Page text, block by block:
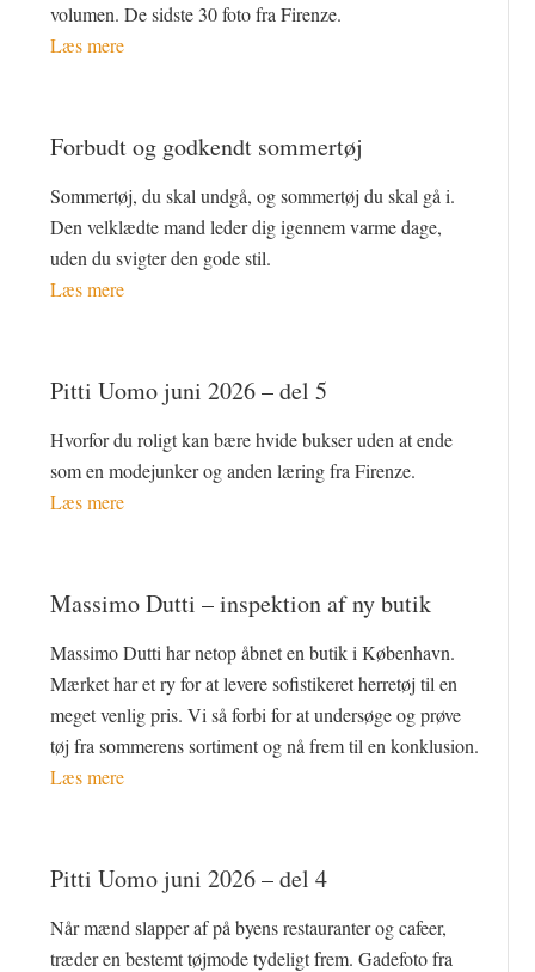
volumen. De sidste 30 foto fra Firenze.
Læs mere
Forbudt og godkendt sommertøj
Sommertøj, du skal undgå, og sommertøj du skal gå i.
Den velklædte mand leder dig igennem varme dage,
uden du svigter den gode stil.
Læs mere
Pitti Uomo juni 2026 – del 5
Hvorfor du roligt kan bære hvide bukser uden at ende
som en modejunker og anden læring fra Firenze.
Læs mere
Massimo Dutti – inspektion af ny butik
Massimo Dutti har netop åbnet en butik i København.
Mærket har et ry for at levere sofistikeret herretøj til en
meget venlig pris. Vi så forbi for at undersøge og prøve
tøj fra sommerens sortiment og nå frem til en konklusion.
Læs mere
Pitti Uomo juni 2026 – del 4
Når mænd slapper af på byens restauranter og cafeer,
træder en bestemt tøjmode tydeligt frem. Gadefoto fra